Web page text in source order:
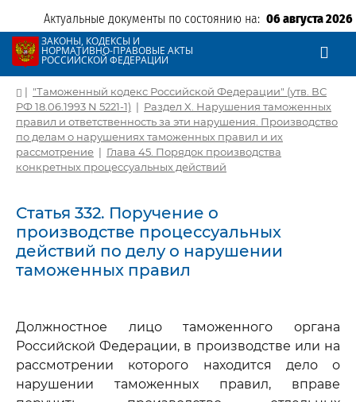
Актуальные документы по состоянию на: 06 августа 2026
ЗАКОНЫ, КОДЕКСЫ И
НОРМАТИВНО-ПРАВОВЫЕ АКТЫ
РОССИЙСКОЙ ФЕДЕРАЦИИ
| "Таможенный кодекс Российской Федерации" (утв. ВС
РФ 18.06.1993 N 5221-1) | Раздел X. Нарушения таможенных
правил и ответственность за эти нарушения. Производство
по делам о нарушениях таможенных правил и их
рассмотрение | Глава 45. Порядок производства
конкретных процессуальных действий
Статья 332. Поручение о
производстве процессуальных
действий по делу о нарушении
таможенных правил
Должностное лицо таможенного органа
Российской Федерации, в производстве или на
рассмотрении которого находится дело о
нарушении таможенных правил, вправе